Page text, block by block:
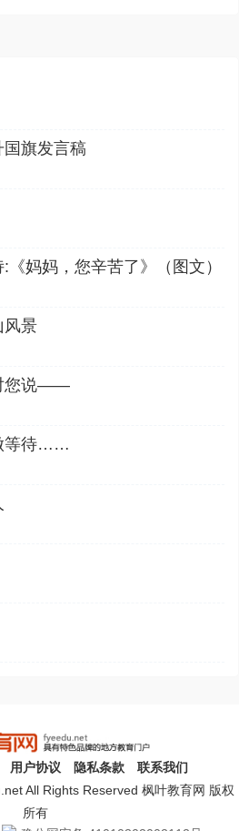
旗发言稿
妈妈，您辛苦了》（图文）
风景
您说——
等待……
用户协议 隐私条款
联系我们
All Rights Reserved 枫叶教育网 版权
所有